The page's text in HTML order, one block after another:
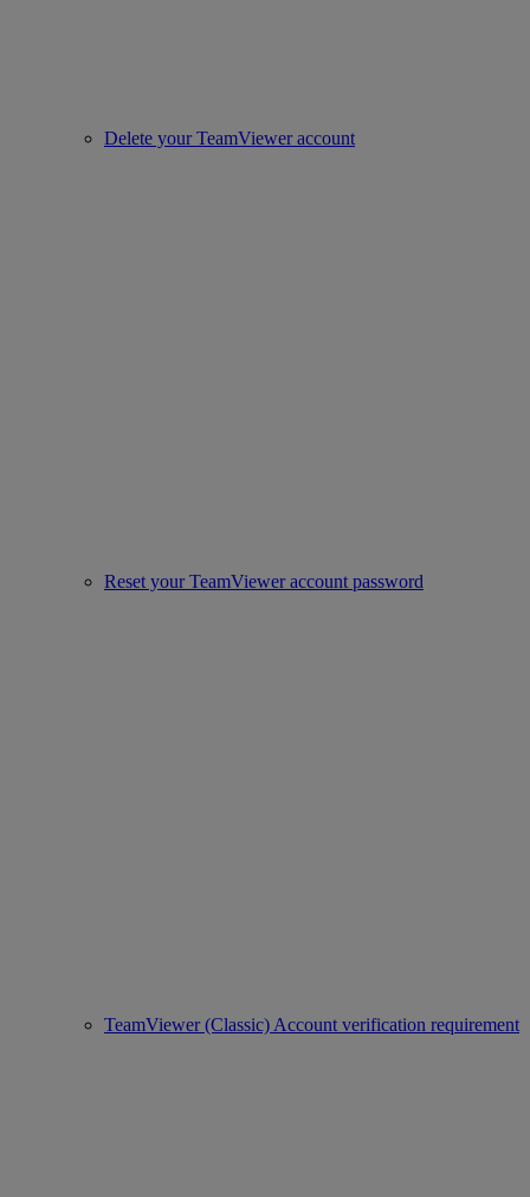
Delete your TeamViewer account
Reset your TeamViewer account password
TeamViewer (Classic) Account verification requirement